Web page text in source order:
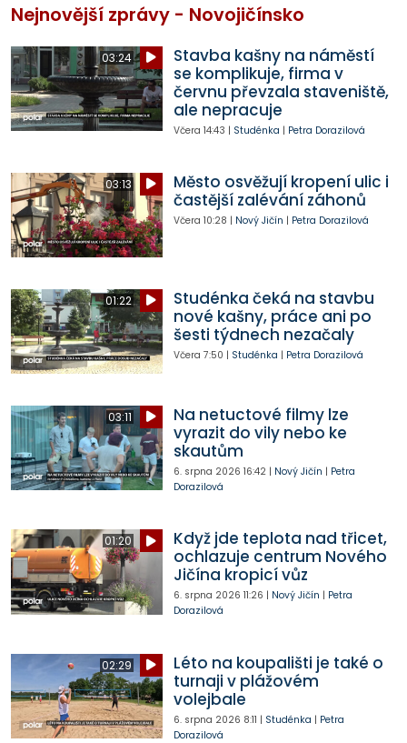
Nejnovější zprávy - Novojičínsko
03:24
Stavba kašny na náměstí
se komplikuje, firma v
červnu převzala staveniště,
ale nepracuje
Včera 14:43 | Studénka | Petra Dorazilová
03:13
Město osvěžují kropení ulic i
častější zalévání záhonů
Včera 10:28 | Nový Jičín | Petra Dorazilová
01:22
Studénka čeká na stavbu
nové kašny, práce ani po
šesti týdnech nezačaly
Včera 7:50 | Studénka | Petra Dorazilová
03:11
Na netuctové filmy lze
vyrazit do vily nebo ke
skautům
6. srpna 2026 16:42| Nový Jičín | Petra
Dorazilová
01:20
Když jde teplota nad třicet,
ochlazuje centrum Nového
Jičína kropicí vůz
6. srpna 2026 11:26 | Nový Jičín | Petra
Dorazilová
02:29
Léto na koupališti je také o
turnaji v plážovém
volejbale
6. srpna 2026 8:11 | Studénka | Petra
Dorazilová